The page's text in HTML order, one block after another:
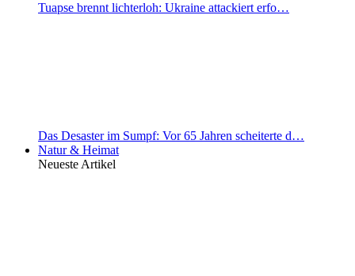
Tuapse brennt lichterloh: Ukraine attackiert erfo…
Das Desaster im Sumpf: Vor 65 Jahren scheiterte d…
Natur & Heimat
Neueste Artikel